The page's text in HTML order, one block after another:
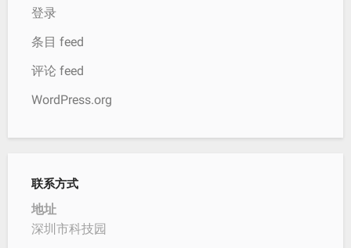
登录
条目 feed
评论 feed
WordPress.org
联系方式
地址
深圳市科技园